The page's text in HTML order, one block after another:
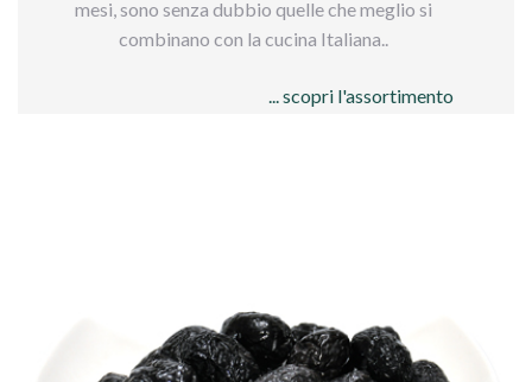
mesi, sono senza dubbio quelle che meglio si
combinano con la cucina Italiana..
Qui sotto trovi tutti i formati disponibili per
and salt. They are the most suitable olives for
cooking.
... scopri l'assortimento